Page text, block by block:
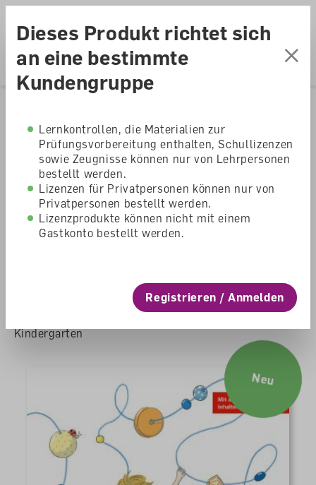
Accesskey Navigation
Direkt
Seitenanfang
Hauptnavigation
Direkt
zum
Hauptinhalt
Direkt
zum
Footer
Direkt
Schweizer
Zahlenbuch
Kindergarten -
Unterrichts-Cockpits
Kindergarten
Neu
Dieses Produkt richtet sich
an eine bestimmte
Kundengruppe
Lernkontrollen, die Materialien zur
Prüfungsvorbereitung enthalten, Schullizenzen
sowie Zeugnisse können nur von Lehrpersonen
bestellt werden.
Lizenzen für Privatpersonen können nur von
Privatpersonen bestellt werden.
Lizenzprodukte können nicht mit einem
Gastkonto bestellt werden.
Registrieren / Anmelden